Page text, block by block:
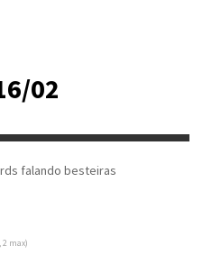
02
falando besteiras
2 max)